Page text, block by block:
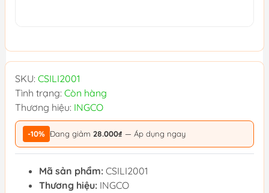
SKU: CSILI2001
Tình trạng: Còn hàng
Thương hiệu: INGCO
-10% Đang giảm 28.000₫ — Áp dụng ngay
Mã sản phẩm: CSILI2001
Thương hiệu: INGCO